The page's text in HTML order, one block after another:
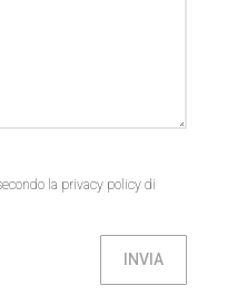
la privacy policy di
INVIA